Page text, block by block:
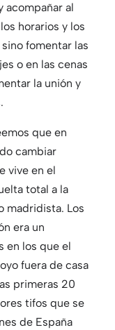
acompañar al
horarios y los
fomentar las
o en las cenas
la unión y
que en
cambiar
vive en el
total a la
madridista. Los
era un
en los que el
fuera de casa
primeras 20
tifos que se
de España